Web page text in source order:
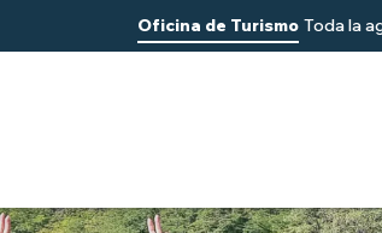
Oficina de Turismo Toda la